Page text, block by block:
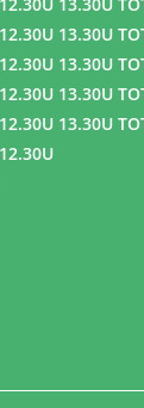
13.30U
13.30U
13.30U
13.30U